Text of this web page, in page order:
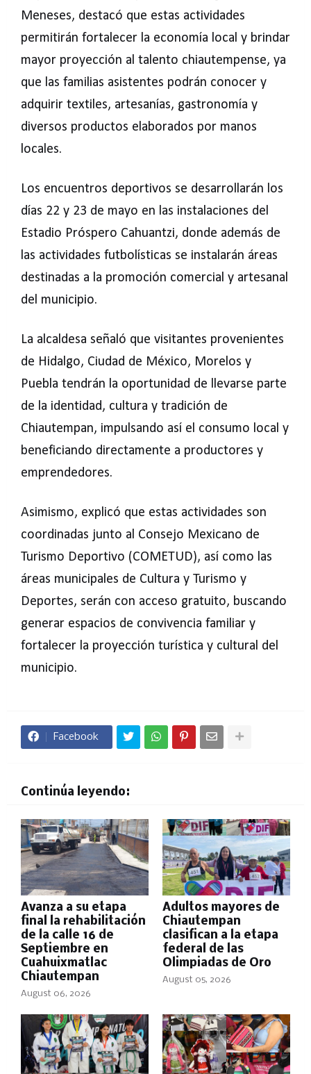
Meneses, destacó que estas actividades
permitirán fortalecer la economía local y brindar
mayor proyección al talento chiautempense, ya
que las familias asistentes podrán conocer y
adquirir textiles, artesanías, gastronomía y
diversos productos elaborados por manos
locales.
Los encuentros deportivos se desarrollarán los
días 22 y 23 de mayo en las instalaciones del
Estadio Próspero Cahuantzi, donde además de
las actividades futbolísticas se instalarán áreas
destinadas a la promoción comercial y artesanal
del municipio.
La alcaldesa señaló que visitantes provenientes
de Hidalgo, Ciudad de México, Morelos y
Puebla tendrán la oportunidad de llevarse parte
de la identidad, cultura y tradición de
Chiautempan, impulsando así el consumo local y
beneficiando directamente a productores y
emprendedores.
Asimismo, explicó que estas actividades son
coordinadas junto al Consejo Mexicano de
Turismo Deportivo (COMETUD), así como las
áreas municipales de Cultura y Turismo y
Deportes, serán con acceso gratuito, buscando
generar espacios de convivencia familiar y
fortalecer la proyección turística y cultural del
municipio.
Facebook
Continúa leyendo:
Avanza a su etapa
final la rehabilitación
de la calle 16 de
Septiembre en
Cuahuixmatlac
Chiautempan
August 06, 2026
Adultos mayores de
Chiautempan
clasifican a la etapa
federal de las
Olimpiadas de Oro
August 05, 2026